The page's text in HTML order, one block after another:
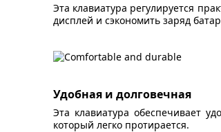
Эта клавиатура регулируется
дисплей и сэкономить заряд
Удобная и долговечная
Эта клавиатура обеспечивает
который легко протирается.